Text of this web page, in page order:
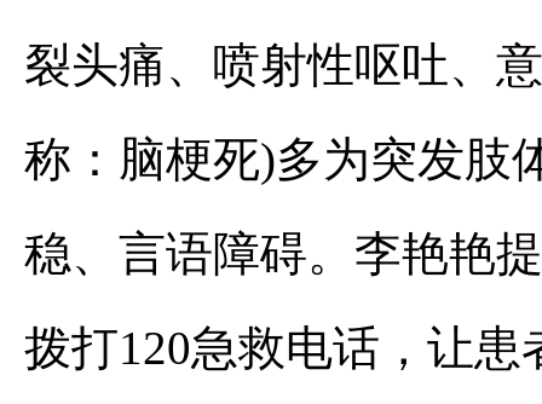
裂头痛、喷射性呕吐、
称：脑梗死)多为突发肢
稳、言语障碍。李艳艳
拨打120急救电话，让